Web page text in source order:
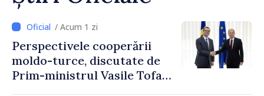
/ Acum 1 zi
Perspectivele cooperării
moldo-turce, discutate de
Prim-ministrul Vasile Tofan